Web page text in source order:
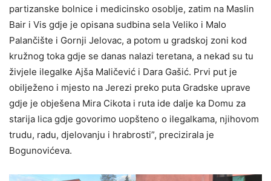
partizanske bolnice i medicinsko osoblje, zatim na Maslin
Bair i Vis gdje je opisana sudbina sela Veliko i Malo
Palančište i Gornji Jelovac, a potom u gradskoj zoni kod
kružnog toka gdje se danas nalazi teretana, a nekad su tu
živjele ilegalke Ajša Maličević i Dara Gašić. Prvi put je
obilježeno i mjesto na Jerezi preko puta Gradske uprave
gdje je obješena Mira Cikota i ruta ide dalje ka Domu za
starija lica gdje govorimo uopšteno o ilegalkama, njihovom
trudu, radu, djelovanju i hrabrosti”, precizirala je
Bogunovićeva.